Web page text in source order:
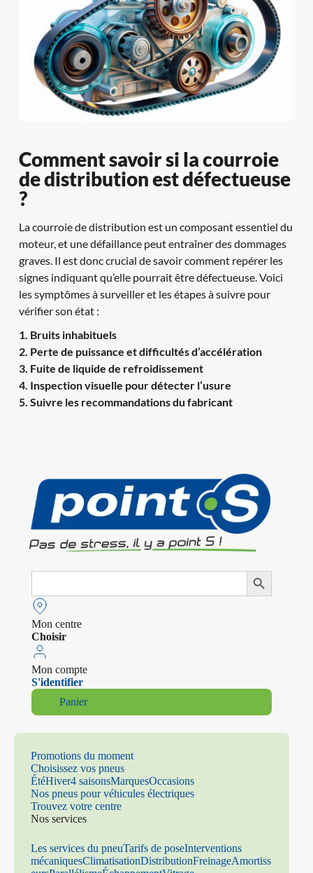
Comment savoir si la courroie
de distribution est défectueuse
?
La courroie de distribution est un composant essentiel du
moteur, et une défaillance peut entraîner des dommages
graves. Il est donc crucial de savoir comment repérer les
signes indiquant qu’elle pourrait être défectueuse. Voici
les symptômes à surveiller et les étapes à suivre pour
vérifier son état :
1. Bruits inhabituels
2. Perte de puissance et difficultés d’accélération
3. Fuite de liquide de refroidissement
4. Inspection visuelle pour détecter l’usure
5. Suivre les recommandations du fabricant
Search
Search Button
Mon centre
Choisir
Mon compte
S'identifier
Panier
Promotions du moment
Choisissez vos pneus
ÉtéHiver4 saisonsMarquesOccasions
Nos pneus pour véhicules électriques
Trouvez votre centre
Nos services
Les services du pneuTarifs de poseInterventions
mécaniquesClimatisationDistributionFreinageAmortiss